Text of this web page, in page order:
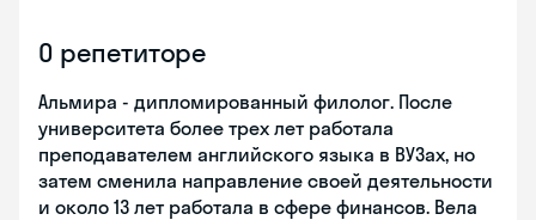
О репетиторе
Альмира - дипломированный филолог. После
университета более трех лет работала
преподавателем английского языка в ВУЗах, но
затем сменила направление своей деятельности
и около 13 лет работала в сфере финансов. Вела